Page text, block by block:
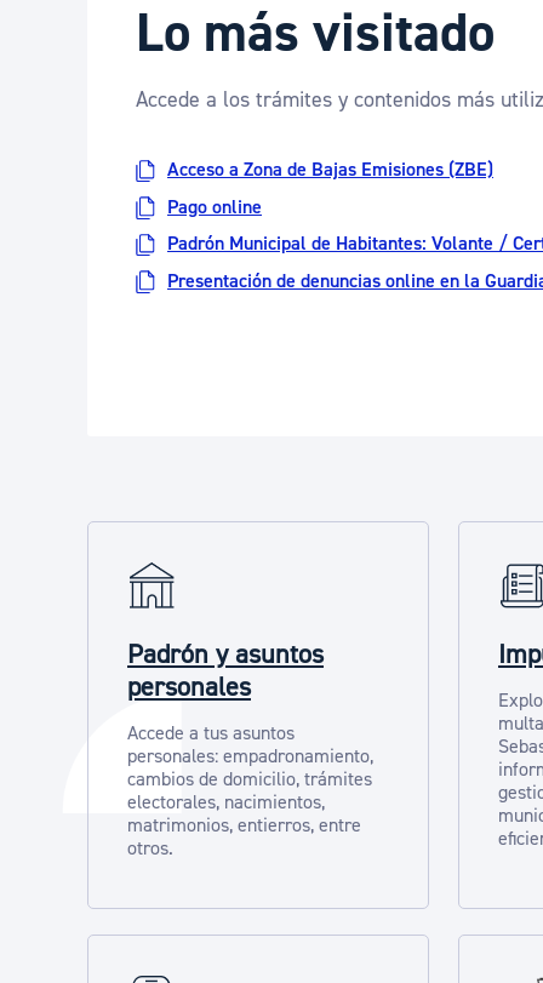
Lo más visitado
Accede a los trámites y contenidos más
Acceso a Zona de Bajas Emisiones (ZBE)
Pago online
Padrón Municipal de Habitantes: Volante /
Presentación de denuncias online en la
Padrón y asuntos
personales
Accede a tus asuntos
personales: empadronamiento,
cambios de domicilio, trámites
electorales, nacimientos,
matrimonios, entierros, entre
otros.